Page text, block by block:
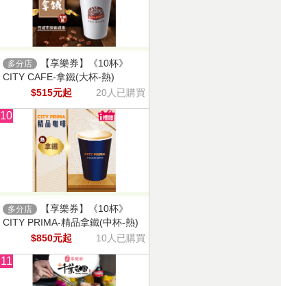
多分店
【享樂券】《10杯》
CITY CAFE-拿鐵(大杯-熱)
$515元起
20人已購買
10
多分店
【享樂券】《10杯》
CITY PRIMA-精品拿鐵(中杯-熱)
$850元起
10人已購買
11